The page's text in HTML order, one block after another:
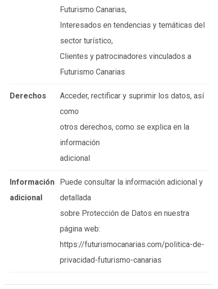
Futurismo Canarias,
Interesados en tendencias y temáticas del
sector turístico,
Clientes y patrocinadores vinculados a
Futurismo Canarias
Derechos
Acceder, rectificar y suprimir los datos, así
como
otros derechos, como se explica en la
información
adicional
Información
adicional
Puede consultar la información adicional y
detallada
sobre Protección de Datos en nuestra
página web:
https://futurismocanarias.com/politica-de-
privacidad-futurismo-canarias